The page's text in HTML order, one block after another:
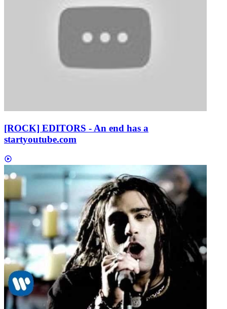
[ROCK] EDITORS - An end has a
startyoutube.com